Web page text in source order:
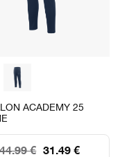
ACADEMY 25
31.49 €
44.99 €